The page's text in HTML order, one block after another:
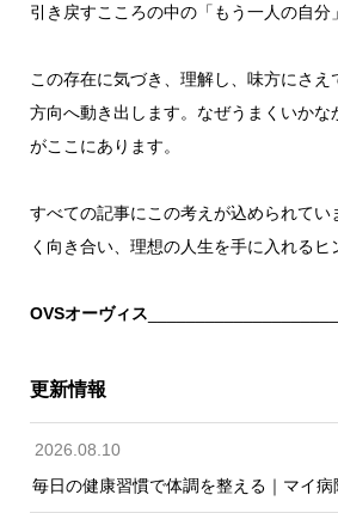
引き戻すこころの中の「もう一人の自分
この存在に気づき、理解し、味方にさ
方向へ動き出します。なぜうまくいかな
がここにあります。
すべての記事にこの考えが込められてい
く向き合い、理想の人生を手に入れるヒ
OVSオーヴィス
更新情報
2026.08.10
毎日の健康習慣で体調を整える｜マイ